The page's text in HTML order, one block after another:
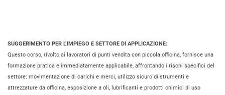
SUGGERIMENTO PER L’IMPIEGO E SETTORE DI APPLICAZIONE:
Questo corso, rivolto ai lavoratori di punti vendita con piccola officina, fornisce una
formazione pratica e immediatamente applicabile, affrontando i rischi specifici del
settore: movimentazione di carichi e merci, utilizzo sicuro di strumenti e
attrezzature da officina, esposizione a oli, lubrificanti e prodotti chimici di uso